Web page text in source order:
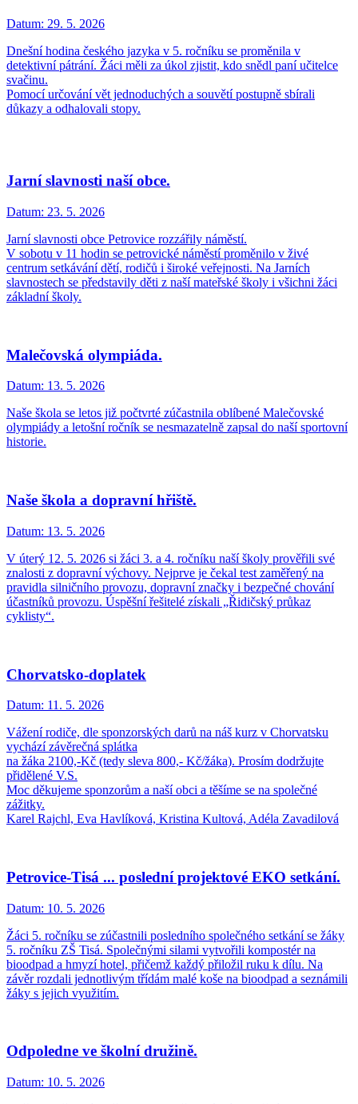
Datum: 29. 5. 2026
Dnešní hodina českého jazyka v 5. ročníku se proměnila v
detektivní pátrání. Žáci měli za úkol zjistit, kdo snědl paní učitelce
svačinu.
Pomocí určování vět jednoduchých a souvětí postupně sbírali
důkazy a odhalovali stopy.
Jarní slavnosti naší obce.
Datum: 23. 5. 2026
Jarní slavnosti obce Petrovice rozzářily náměstí.
V sobotu v 11 hodin se petrovické náměstí proměnilo v živé
centrum setkávání dětí, rodičů i široké veřejnosti. Na Jarních
slavnostech se představily děti z naší mateřské školy i všichni žáci
základní školy.
Malečovská olympiáda.
Datum: 13. 5. 2026
Naše škola se letos již počtvrté zúčastnila oblíbené Malečovské
olympiády a letošní ročník se nesmazatelně zapsal do naší sportovní
historie.
Naše škola a dopravní hřiště.
Datum: 13. 5. 2026
V úterý 12. 5. 2026 si žáci 3. a 4. ročníku naší školy prověřili své
znalosti z dopravní výchovy. Nejprve je čekal test zaměřený na
pravidla silničního provozu, dopravní značky i bezpečné chování
účastníků provozu. Úspěšní řešitelé získali „Řidičský průkaz
cyklisty“.
Chorvatsko-doplatek
Datum: 11. 5. 2026
Vážení rodiče, dle sponzorských darů na náš kurz v Chorvatsku
vychází závěrečná splátka
na žáka 2100,-Kč (tedy sleva 800,- Kč/žáka). Prosím dodržujte
přidělené V.S.
Moc děkujeme sponzorům a naší obci a těšíme se na společné
zážitky.
Karel Rajchl, Eva Havlíková, Kristina Kultová, Adéla Zavadilová
Petrovice-Tisá ... poslední projektové EKO setkání.
Datum: 10. 5. 2026
Žáci 5. ročníku se zúčastnili posledního společného setkání se žáky
5. ročníku ZŠ Tisá. Společnými silami vytvořili kompostér na
bioodpad a hmyzí hotel, přičemž každý přiložil ruku k dílu. Na
závěr rozdali jednotlivým třídám malé koše na bioodpad a seznámili
žáky s jejich využitím.
Odpoledne ve školní družině.
Datum: 10. 5. 2026